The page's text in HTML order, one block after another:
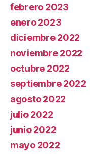
febrero 2023
enero 2023
diciembre 2022
noviembre 2022
octubre 2022
septiembre 2022
agosto 2022
julio 2022
junio 2022
mayo 2022